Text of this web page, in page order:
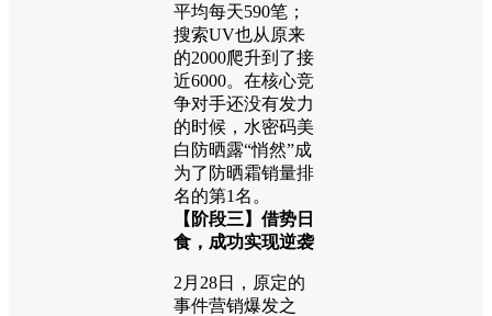
平均每天590笔；
搜索UV也从原来
的2000爬升到了接
近6000。在核心竞
争对手还没有发力
的时候，水密码美
白防晒露“悄然”成
为了防晒霜销量排
名的第1名。
【阶段三】借势日
食，成功实现逆袭
2月28日，原定的
事件营销爆发之